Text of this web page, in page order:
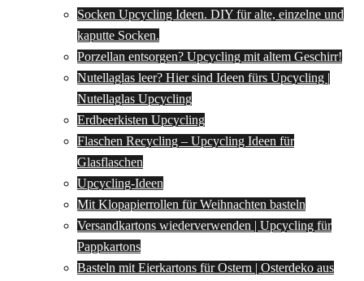
Socken Upcycling Ideen. DIY für alte, einzelne und
kaputte Socken.
Porzellan entsorgen? Upcycling mit altem Geschirr!
Nutellaglas leer? Hier sind Ideen fürs Upcycling |
Nutellaglas Upcycling
Erdbeerkisten Upcycling
Flaschen Recycling – Upcycling Ideen für
Glasflaschen
Upcycling-Ideen
Mit Klopapierrollen für Weihnachten basteln
Versandkartons wiederverwenden | Upcycling für
Pappkartons
Basteln mit Eierkartons für Ostern | Osterdeko aus